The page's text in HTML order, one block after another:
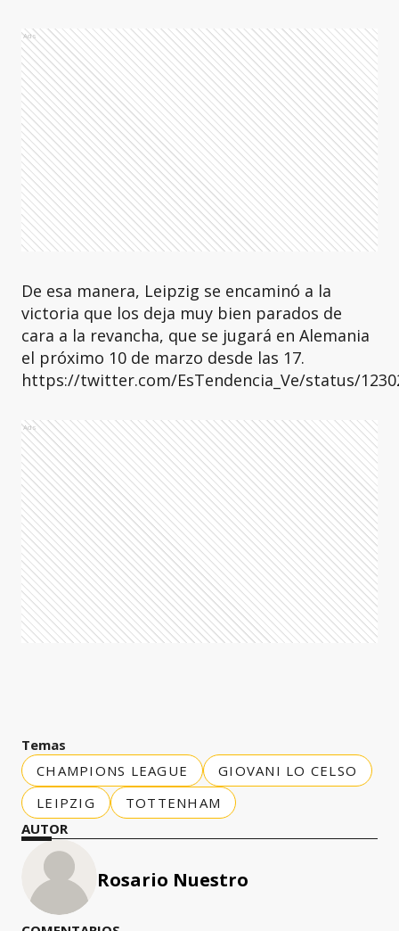
Ads
De esa manera, Leipzig se encaminó a la
victoria que los deja muy bien parados de
cara a la revancha, que se jugará en Alemania
el próximo 10 de marzo desde las 17.
https://twitter.com/EsTendencia_Ve/status/
Ads
Temas
CHAMPIONS LEAGUE
GIOVANI LO CELSO
LEIPZIG
TOTTENHAM
AUTOR
Rosario Nuestro